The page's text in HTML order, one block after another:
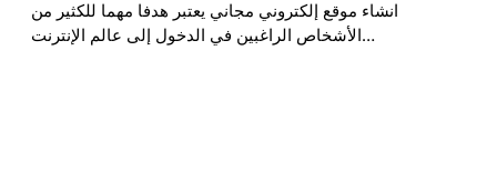
انشاء موقع إلكتروني مجاني يعتبر هدفا مهما للكثير من
الأشخاص الراغبين في الدخول إلى عالم الإنترنت…